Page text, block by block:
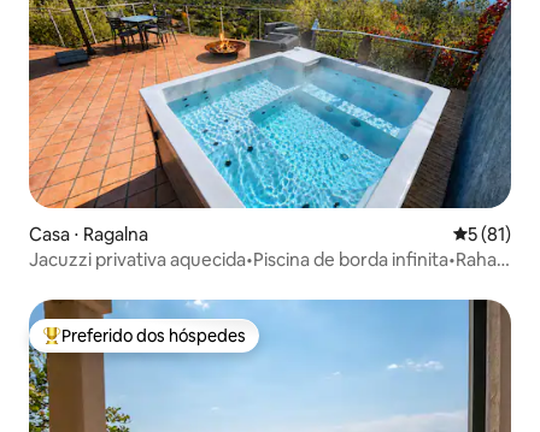
Casa ⋅ Ragalna 5 de uma
5 (81)
Jacuzzi privativa aquecida•Piscina de borda infinita•Rahal
Entre os melhores preferidos dos hóspedes
Preferido dos hóspedes